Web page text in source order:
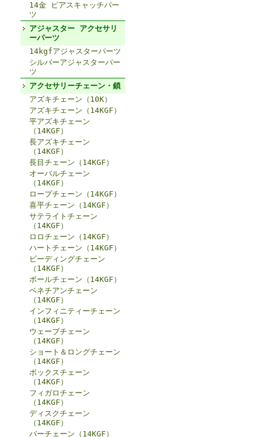
14金 ピアスキャッチパー
ツ
アジャスター アクセサリ
ーパーツ
14kgfアジャスターパーツ
シルバーアジャスターパー
ツ
アクセサリーチェーン・鎖
アズキチェーン（10K）
アズキチェーン（14KGF）
平アズキチェーン
（14KGF）
長アズキチェーン
（14KGF）
長目チェーン（14KGF）
オーバルチェーン
（14KGF）
ロープチェーン（14KGF）
喜平チェーン（14KGF）
サテライトチェーン
（14KGF）
ロロチェーン（14KGF）
ハートチェーン（14KGF）
ビーディングチェーン
（14KGF）
ボールチェーン（14KGF）
ベネチアンチェーン
（14KGF）
インフィニティーチェーン
（14KGF）
ウェーブチェーン
（14KGF）
ショート＆ロングチェーン
（14KGF）
ボックスチェーン
（14KGF）
フィガロチェーン
（14KGF）
ディスクチェーン
（14KGF）
バーチェーン（14KGF）